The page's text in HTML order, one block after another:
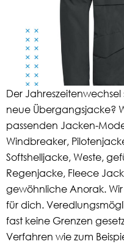
Der
neue Übergangsjacke?
passenden Jacken-
Windbreaker,
Softshelljacke, Weste,
Regenjacke, Fleece
gewöhnliche Anorak.
für dich.
fast keine Grenzen
Verfahren wie zum